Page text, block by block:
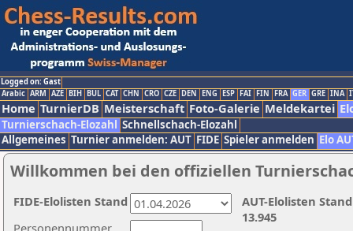
Logged on: Gast
Arabic ARM AZE BIH BUL CAT CHN CRO CZE DEN ENG ESP FAI FIN FRA GER GRE INA
Home TurnierDB Meisterschaft Foto-Galerie Meldekartei
Turnierschach-Elozahl Schnellschach-Elozahl
Allgemeines Turnier anmelden: AUT FIDE Spieler anmelden Elo
Willkommen bei den offiziellen
Personennummer
AUT-Elolisten
13.945
FIDE-Elolisten Stand